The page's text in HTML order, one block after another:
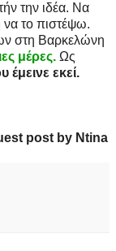
την ιδέα. Να
να το πιστέψω.
στη Βαρκελώνη
μέρες. Ως
έμεινε εκεί.
post by Ntina